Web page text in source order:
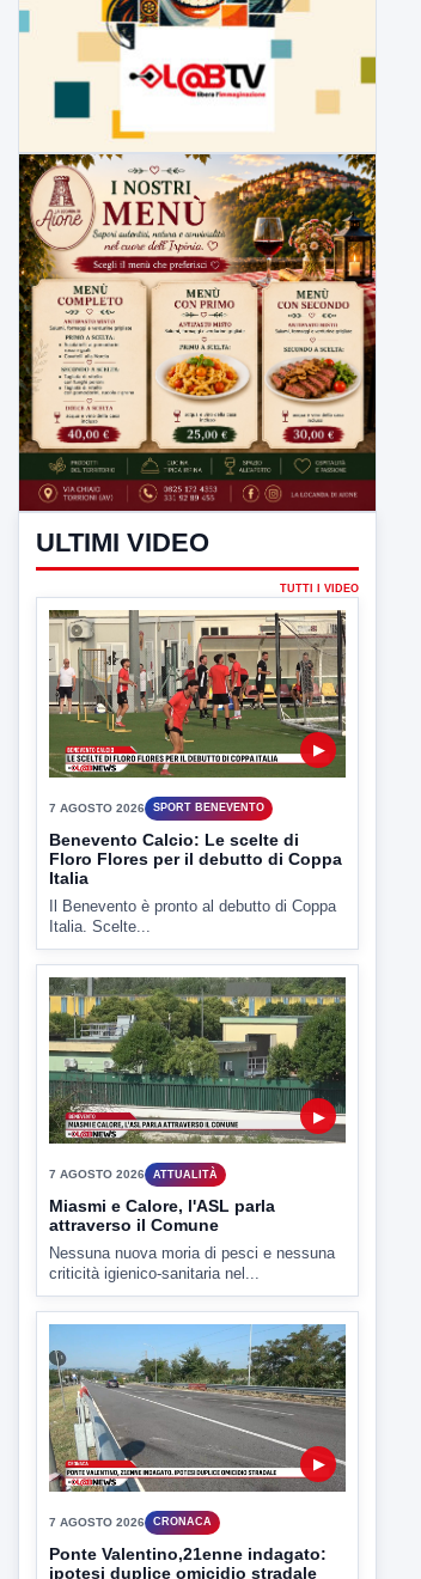
ULTIMI VIDEO
TUTTI I VIDEO
▶
7 AGOSTO 2026 SPORT BENEVENTO
Benevento Calcio: Le scelte di
Floro Flores per il debutto di Coppa
Italia
Il Benevento è pronto al debutto di Coppa
Italia. Scelte...
7 AGOSTO 2026 ATTUALITÀ